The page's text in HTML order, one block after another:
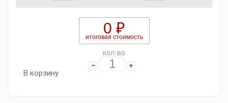
0 ₽
итоговая стоимость
кол-во
В корзину